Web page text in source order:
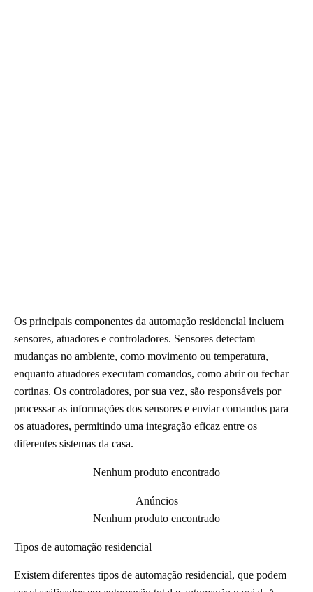
Os principais componentes da automação residencial incluem
sensores, atuadores e controladores. Sensores detectam
mudanças no ambiente, como movimento ou temperatura,
enquanto atuadores executam comandos, como abrir ou fechar
cortinas. Os controladores, por sua vez, são responsáveis por
processar as informações dos sensores e enviar comandos para
os atuadores, permitindo uma integração eficaz entre os
diferentes sistemas da casa.
Nenhum produto encontrado
Anúncios
Nenhum produto encontrado
Tipos de automação residencial
Existem diferentes tipos de automação residencial, que podem